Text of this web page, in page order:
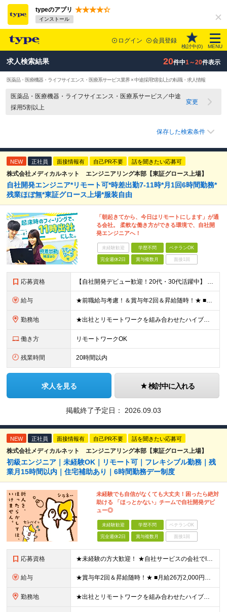
typeのアプリ
インストール
ログイン 会員登録
検討中(0) MENU
求人検索結果 20件中1～20件表示
医薬品・医療機器・ライフサイエンス・医療系サービス業界 × 中途採用5割以上の転職・求人情報
医薬品・医療機器・ライフサイエンス・医療系サービス／中途
採用5割以上
変更
保存した検索条件
NEW 正社員 面接情報有 自己PR不要 話を聞きたい応募可
株式会社メディカルネット エンジニアリング本部【東証グロース上場】
自社開発エンジニア*リモート可*時差出勤7-11時*月1回6時間勤務*
残業ほぼ無*東証グロース上場*服装自由
「朝起きてから、今日はリモートにします」が通
る会社。 柔軟な働き方ができる環境で、自社開
発エンジニアへ！
未経験歓迎 学歴不問 ベテランOK
完全週休2日 賞与複数月 面接1回
応募資格 【自社開発デビュー歓迎！20代・30代活躍中】 ★経験浅めの方も大歓迎！ ★保守、運用、テスターの方も歓迎！ ★歯科医療の専門知識は不要！ ■学歴不問 ■ITに関する何らかの経験・知識のある方 ★求
給与 ★前職給与考慮！＆賞与年2回＆昇給随時！★ ■月給29万円～42万円＋賞与年2回＋交通費 ※前職の給与やスキルを考慮し決定します ※固定残業代（月45時間分／7万7,000円～11万1,000円）を
勤務地 ★出社とリモートワークを組み合わせたハイブリッド勤務！ ★幡ヶ谷駅から徒歩1分！ 【本社】 東京都渋谷区幡ヶ谷1-34-14 宝ビル3F ※(変更の範囲)上記を除く当社関連勤務地
働き方 リモートワークOK
残業時間 20時間以内
求人を見る 検討中に入れる
掲載終了予定日： 2026.09.03
NEW 正社員 面接情報有 自己PR不要 話を聞きたい応募可
株式会社メディカルネット エンジニアリング本部【東証グロース上場】
初級エンジニア｜未経験OK｜リモート可｜フレキシブル勤務｜残
業月15時間以内｜住宅補助あり｜6時間勤務デー制度
未経験でも自信がなくても大丈夫！困ったら絶対
助ける 「ほっとかない」チームで自社開発デビ
ュー◎
未経験歓迎 学歴不問 ベテランOK
完全週休2日 賞与複数月 面接1回
応募資格 ★未経験の方大歓迎！ ★自社サービスの会社でIT業界デビューを目指しましょう◎ ■学歴不問 ＼以下のような方大歓迎／ ◎ITの仕事に興味がある ◎エンジニアとしてキャリアを築きたい ◎社会貢献性の高
給与 ★賞与年2回＆昇給随時！★ ■月給26万2,000円～33万円＋賞与年2回＋交通費 ※前職の給与やスキルを考慮し決定します ※固定残業代（月45時間分／6万9,000円～8万7,000円）を含みます
勤務地 ★出社とリモートワークを組み合わせたハイブリッド勤務！ ★幡ヶ谷駅から徒歩1分！ 【本社】 東京都渋谷区幡ヶ谷1-34-14 宝ビル3F ※(変更の範囲)上記を除く当社関連勤務地